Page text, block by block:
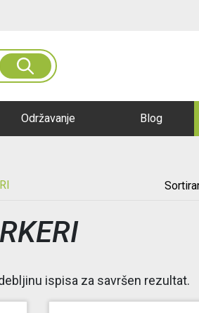
Registracija
Održavanje Blog
ispisa za savršen rezultat.